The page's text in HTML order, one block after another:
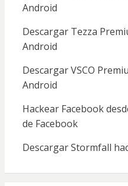
Android
Descargar Tezza
Android
Descargar VSCO
Android
Hackear Facebook
de Facebook
Descargar Stormfall